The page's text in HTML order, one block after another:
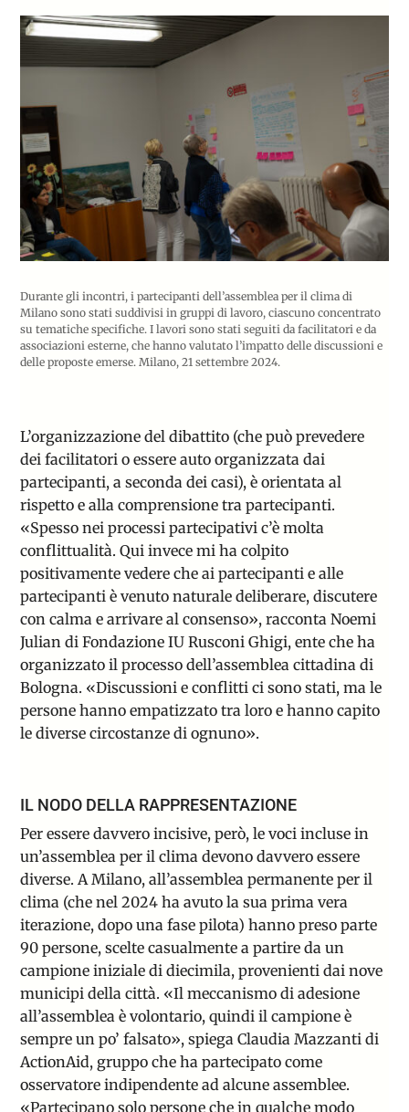
Durante gli incontri, i partecipanti dell’assemblea per il clima di
Milano sono stati suddivisi in gruppi di lavoro, ciascuno concentrato
su tematiche specifiche. I lavori sono stati seguiti da facilitatori e da
associazioni esterne, che hanno valutato l’impatto delle discussioni e
delle proposte emerse. Milano, 21 settembre 2024.
L’organizzazione del dibattito (che può prevedere
dei facilitatori o essere auto organizzata dai
partecipanti, a seconda dei casi), è orientata al
rispetto e alla comprensione tra partecipanti.
«Spesso nei processi partecipativi c’è molta
conflittualità. Qui invece mi ha colpito
positivamente vedere che ai partecipanti e alle
partecipanti è venuto naturale deliberare, discutere
con calma e arrivare al consenso», racconta Noemi
Julian di Fondazione IU Rusconi Ghigi, ente che ha
organizzato il processo dell’assemblea cittadina di
Bologna. «Discussioni e conflitti ci sono stati, ma le
persone hanno empatizzato tra loro e hanno capito
le diverse circostanze di ognuno».
IL NODO DELLA RAPPRESENTAZIONE
Per essere davvero incisive, però, le voci incluse in
un’assemblea per il clima devono davvero essere
diverse. A Milano, all’assemblea permanente per il
clima (che nel 2024 ha avuto la sua prima vera
iterazione, dopo una fase pilota) hanno preso parte
90 persone, scelte casualmente a partire da un
campione iniziale di diecimila, provenienti dai nove
municipi della città. «Il meccanismo di adesione
all’assemblea è volontario, quindi il campione è
sempre un po’ falsato», spiega Claudia Mazzanti di
ActionAid, gruppo che ha partecipato come
osservatore indipendente ad alcune assemblee.
«Partecipano solo persone che in qualche modo